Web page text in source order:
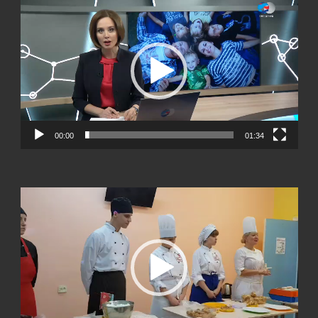
00:00 01:34